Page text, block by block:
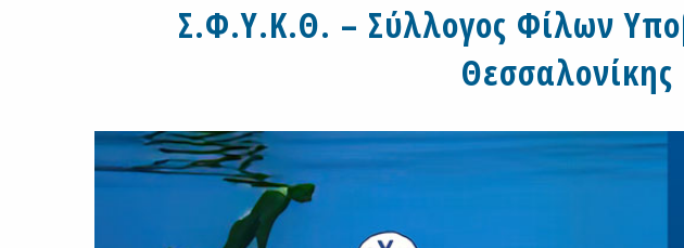
Σ.Φ.Υ.Κ.Θ. – Σύλλογος Φίλων
Θεσσαλονίκης